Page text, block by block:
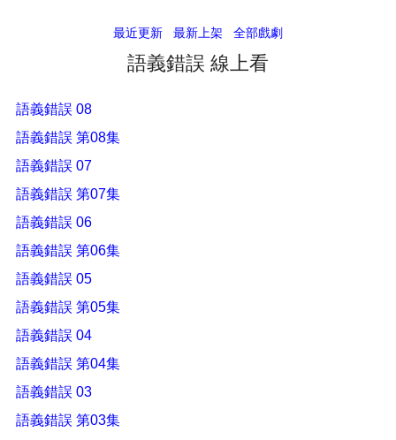
最近更新 最新上架 全部戲劇
語義錯誤 線上看
語義錯誤 08
語義錯誤 第08集
語義錯誤 07
語義錯誤 第07集
語義錯誤 06
語義錯誤 第06集
語義錯誤 05
語義錯誤 第05集
語義錯誤 04
語義錯誤 第04集
語義錯誤 03
語義錯誤 第03集